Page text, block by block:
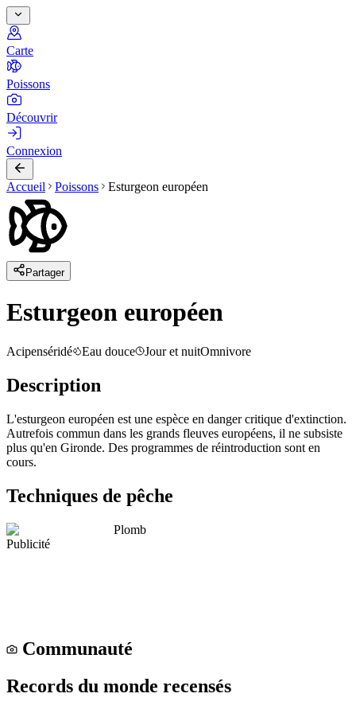
Carte
Poissons
Découvrir
Connexion
Accueil Poissons Esturgeon européen
Partager
Esturgeon européen
Acipenséridé Eau douce Jour et nuitOmnivore
Description
L'esturgeon européen est une espèce en danger critique d'extinction.
Autrefois commun dans les grands fleuves européens, il ne subsiste
plus qu'en Gironde. Des programmes de réintroduction sont en
cours.
Techniques de pêche
Plomb
Publicité
Communauté
Records du monde recensés